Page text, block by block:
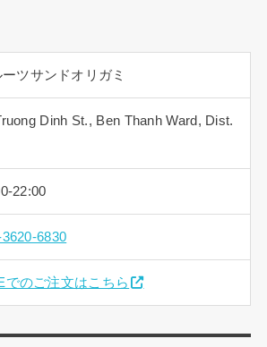
ツサンドオリガミ
Dinh St., Ben Thanh Ward, Dist.
22:00
6830
でのご注文はこちら